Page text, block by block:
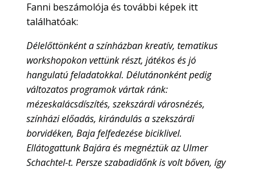
Fanni beszámolója és további képek itt
találhatóak:
Délelőttönként a színházban kreatív, tematikus
workshopokon vettünk részt, játékos és jó
hangulatú feladatokkal. Délutánonként pedig
változatos programok vártak ránk:
mézeskalácsdíszítés, szekszárdi városnézés,
színházi előadás, kirándulás a szekszárdi
borvidéken, Baja felfedezése biciklivel.
Ellátogattunk Bajára és megnéztük az Ulmer
Schachtel-t. Persze szabadidőnk is volt bőven, így